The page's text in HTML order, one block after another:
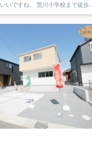
いですね。 荒川小学校まで徒歩...